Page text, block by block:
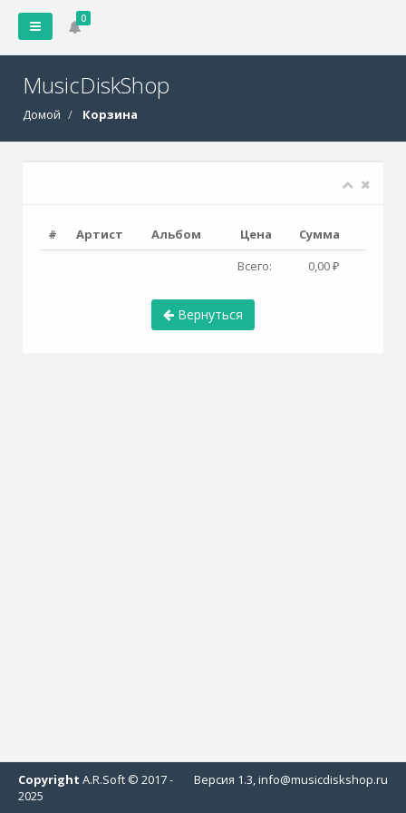
0
MusicDiskShop
Домой Корзина
# Артист Альбом Цена
Сумма
Всего:
0,00 ₽
Вернуться
Версия 1.3, info@musicdiskshop.ru
Copyright A.R.Soft © 2017 -
2025